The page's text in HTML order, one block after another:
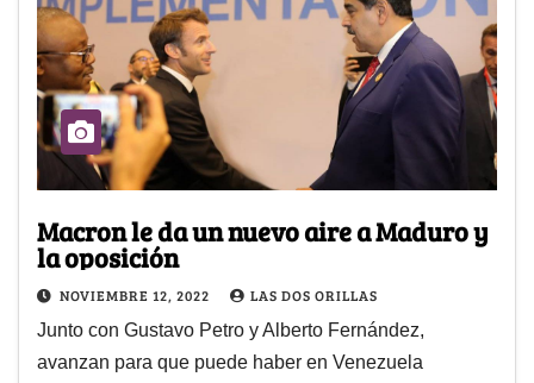
Macron le da un nuevo aire a Maduro y
la oposición
NOVIEMBRE 12, 2022 LAS DOS ORILLAS
Junto con Gustavo Petro y Alberto Fernández,
avanzan para que puede haber en Venezuela